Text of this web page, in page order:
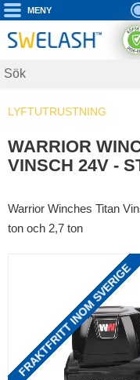
Meny
P
ri
s
s
LYFTUTRUSTNING
WARRIOR
VINSCH 24V -
Warrior Winches Titan
ton och 2,7 ton
FRAKTFRITT INOM SVERIGE